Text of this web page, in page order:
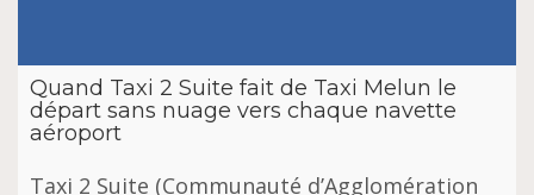
Quand Taxi 2 Suite fait de Taxi Melun le
départ sans nuage vers chaque navette
aéroport
Taxi 2 Suite (Communauté d’Agglomération